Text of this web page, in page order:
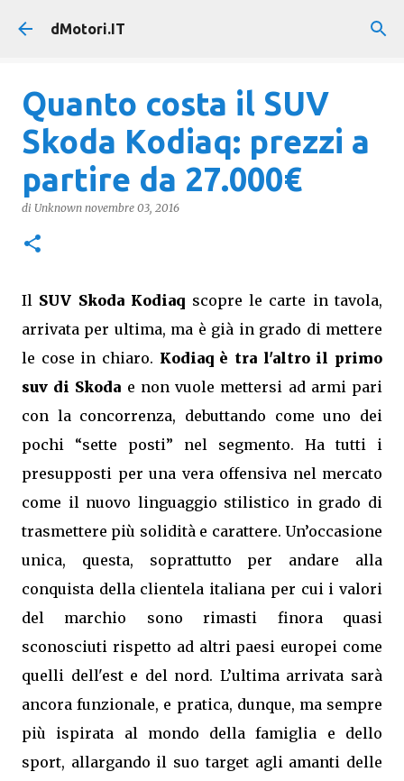
Passa ai contenuti principali
dMotori.IT
Quanto costa il SUV
Skoda Kodiaq: prezzi a
partire da 27.000€
di Unknown novembre 03, 2016
Il SUV Skoda Kodiaq scopre le carte in tavola,
arrivata per ultima, ma è già in grado di mettere
le cose in chiaro. Kodiaq è tra l'altro il primo
suv di Skoda e non vuole mettersi ad armi pari
con la concorrenza, debuttando come uno dei
pochi “sette posti” nel segmento. Ha tutti i
presupposti per una vera offensiva nel mercato
come il nuovo linguaggio stilistico in grado di
trasmettere più solidità e carattere. Un’occasione
unica, questa, soprattutto per andare alla
conquista della clientela italiana per cui i valori
del marchio sono rimasti finora quasi
sconosciuti rispetto ad altri paesi europei come
quelli dell'est e del nord. L’ultima arrivata sarà
ancora funzionale, e pratica, dunque, ma sempre
più ispirata al mondo della famiglia e dello
sport, allargando il suo target agli amanti delle